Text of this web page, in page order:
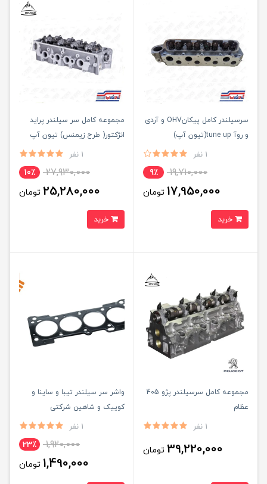
سرسیلندر کامل پیکانOHV و آردی
و روآ tune up(تیون آپ)
1 نفر
19,710,000 9٪
17,950,000 تومان
مجموعه کامل سر سیلندر پراید
انژکتور( طرح زیمنس) تیون آپ
1 نفر
27,930,000 10٪
25,280,000 تومان
مجموعه کامل سرسیلندر پژو 405
عظام
1 نفر
39,220,000 تومان
واشر سر سیلندر تیبا و ساینا و
کوییک و شاهین شرکتی
1 نفر
1,920,000 23٪
1,490,000 تومان